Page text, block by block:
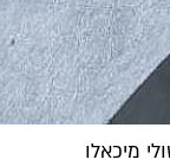
מיכאלו